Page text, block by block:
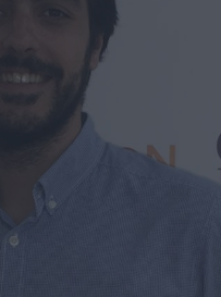
DE CHEIL SPAIN PARA SAMSUNG